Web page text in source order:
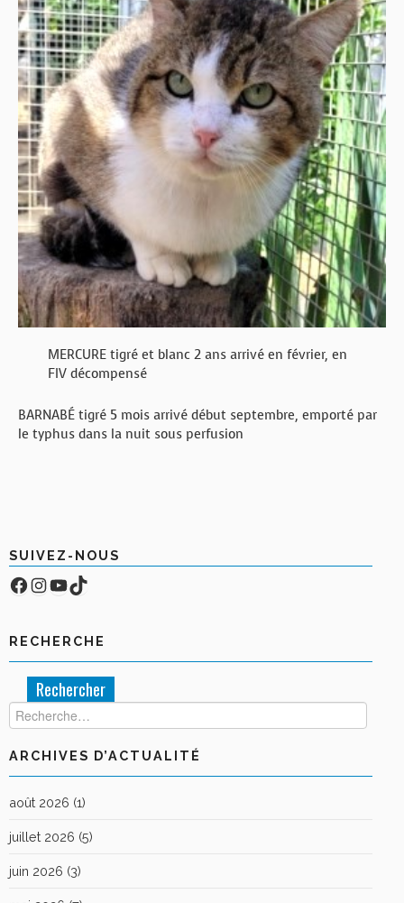
MERCURE tigré et blanc 2 ans arrivé en février, en
FIV décompensé
BARNABÉ tigré 5 mois arrivé début septembre, emporté par
le typhus dans la nuit sous perfusion
SUIVEZ-NOUS
Facebook
Compte Instagram
YouTube
TikTok
RECHERCHE
Rechercher :
ARCHIVES D’ACTUALITÉ
août 2026 (1)
juillet 2026 (5)
juin 2026 (3)